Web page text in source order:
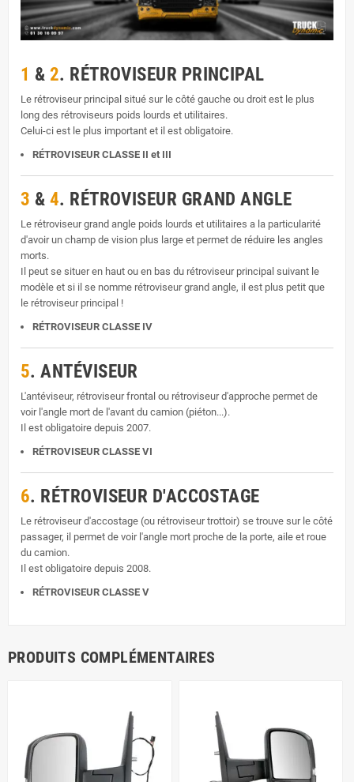
1 & 2. RÉTROVISEUR PRINCIPAL
Le rétroviseur principal situé sur le côté gauche ou droit est le plus
long des rétroviseurs poids lourds et utilitaires.
Celui-ci est le plus important et il est obligatoire.
RÉTROVISEUR CLASSE II et III
3 & 4. RÉTROVISEUR GRAND ANGLE
Le rétroviseur grand angle poids lourds et utilitaires a la particularité
d'avoir un champ de vision plus large et permet de réduire les angles
morts.
Il peut se situer en haut ou en bas du rétroviseur principal suivant le
modèle et si il se nomme rétroviseur grand angle, il est plus petit que
le rétroviseur principal !
RÉTROVISEUR CLASSE IV
5. ANTÉVISEUR
L'antéviseur, rétroviseur frontal ou rétroviseur d'approche permet de
voir l'angle mort de l'avant du camion (piéton...).
Il est obligatoire depuis 2007.
RÉTROVISEUR CLASSE VI
6. RÉTROVISEUR D'ACCOSTAGE
Le rétroviseur d'accostage (ou rétroviseur trottoir) se trouve sur le côté
passager, il permet de voir l'angle mort proche de la porte, aile et roue
du camion.
Il est obligatoire depuis 2008.
RÉTROVISEUR CLASSE V
PRODUITS COMPLÉMENTAIRES